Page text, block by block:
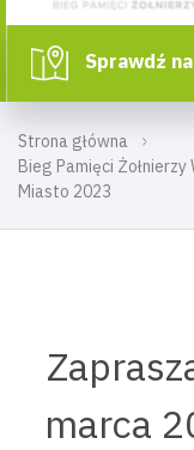
Strona główna
Bieg Pamięci
Miasto 2023
Sprawdź
marca